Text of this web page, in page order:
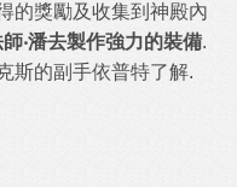
的獎勵及收集到神殿內
‧潘去製作強力的裝備.
斯的副手依普特了解.